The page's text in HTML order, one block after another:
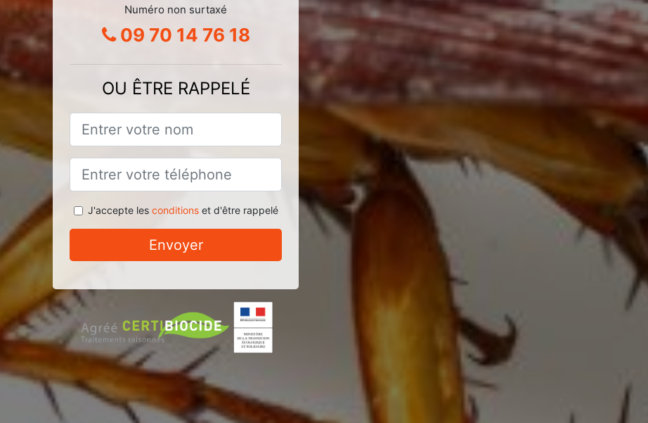
Numéro non surtaxé
09 70 14 76 18
OU ÊTRE RAPPELÉ
J'accepte les conditionset d'être rappelé
Envoyer